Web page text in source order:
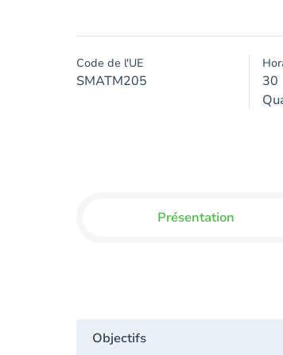
Code de l'UE
SMATM205
30
Présentation
Objectifs